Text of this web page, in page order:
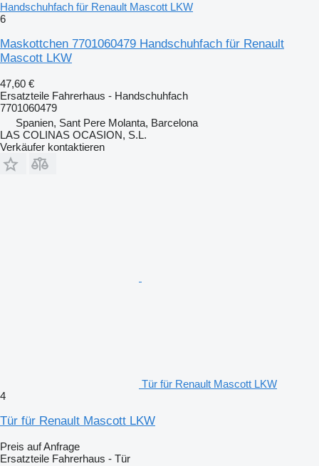
Handschuhfach für Renault Mascott LKW
6
Maskottchen 7701060479 Handschuhfach für Renault
Mascott LKW
47,60 €
Ersatzteile Fahrerhaus - Handschuhfach
7701060479
Spanien, Sant Pere Molanta, Barcelona
LAS COLINAS OCASION, S.L.
Verkäufer kontaktieren
Tür für Renault Mascott LKW
4
Tür für Renault Mascott LKW
Preis auf Anfrage
Ersatzteile Fahrerhaus - Tür